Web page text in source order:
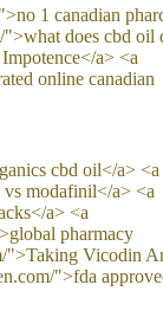
1 canadian
does cbd oil
a> <a
online canadian
cbd oil</a> <a
modafinil</a> <a
a> <a
pharmacy
">Taking Vicodin
">fda